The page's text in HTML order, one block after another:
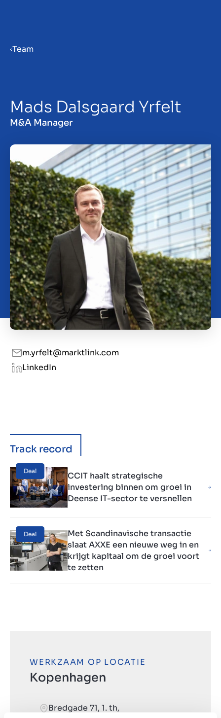
Bedrijf verkopen
Investeren
Insights
Over ons
Contact
NL
Team
Mads Dalsgaard Yrfelt
M&A Manager
m.yrfelt@marktlink.com
LinkedIn
Track record
Deal
CCIT haalt strategische
investering binnen om groei in
Deense IT-sector te versnellen
Deal
Met Scandinavische transactie
slaat AXXE een nieuwe weg in en
krijgt kapitaal om de groei voort
te zetten
WERKZAAM OP LOCATIE
Kopenhagen
Bredgade 71, 1. th,